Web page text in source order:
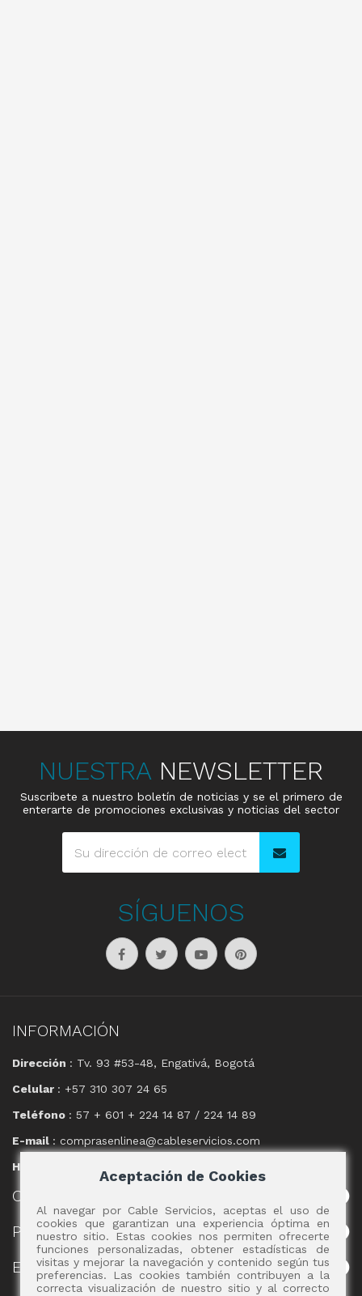
NUESTRA NEWSLETTER
Suscribete a nuestro boletín de noticias y se el primero de
enterarte de promociones exclusivas y noticias del sector
SÍGUENOS
INFORMACIÓN
Dirección : Tv. 93 #53-48, Engativá, Bogotá
Celular : +57 310 307 24 65
Teléfono : 57 + 601 + 224 14 87 / 224 14 89
E-mail : comprasenlinea@cableservicios.com
Horario
CABLE
POLÍTICAS
EVENTOS
Aceptación de Cookies
Al navegar por Cable Servicios, aceptas el uso de
cookies que garantizan una experiencia óptima en
nuestro sitio. Estas cookies nos permiten ofrecerte
funciones personalizadas, obtener estadísticas de
visitas y mejorar la navegación y contenido según tus
preferencias. Las cookies también contribuyen a la
correcta visualización de nuestro sitio y al correcto